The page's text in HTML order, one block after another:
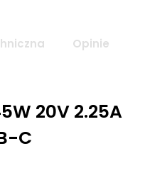
Opinie
20V 2.25A
C